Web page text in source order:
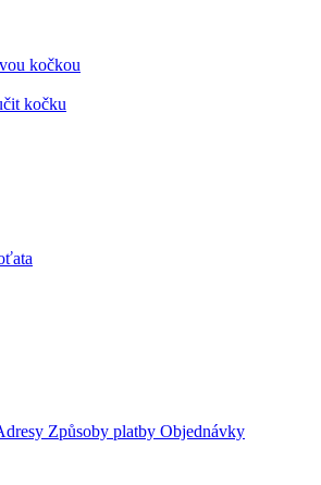
kočkou
kočku
Způsoby platby Objednávky